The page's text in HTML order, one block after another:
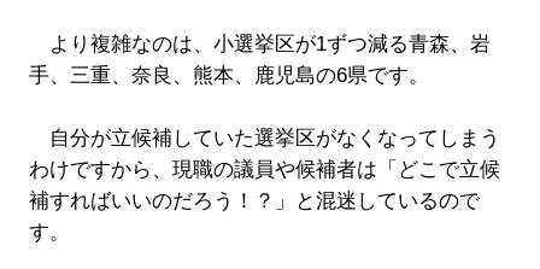
より複雑なのは、小選挙区が1ずつ減る青森、岩
手、三重、奈良、熊本、鹿児島の6県です。
自分が立候補していた選挙区がなくなってしまう
わけですから、現職の議員や候補者は「どこで立候
補すればいいのだろう！？」と混迷しているので
す。